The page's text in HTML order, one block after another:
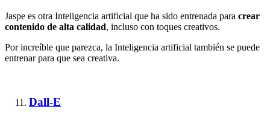
Jaspe es otra Inteligencia artificial que ha sido entrenada para crear
contenido de alta calidad, incluso con toques creativos.
Por increíble que parezca, la Inteligencia artificial también se puede
entrenar para que sea creativa.
Dall-E